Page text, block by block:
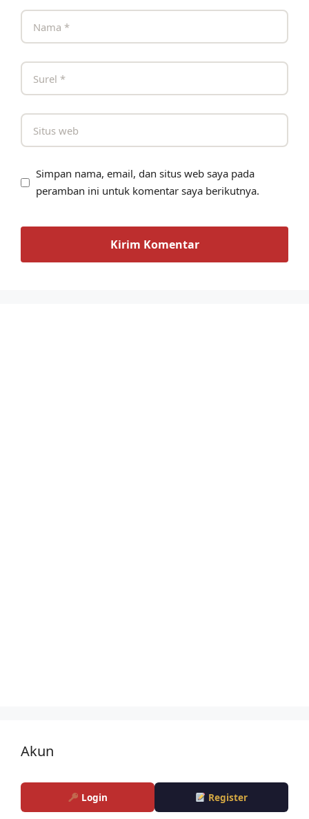
Simpan nama, email, dan situs web saya pada
peramban ini untuk komentar saya berikutnya.
Akun
Login Register